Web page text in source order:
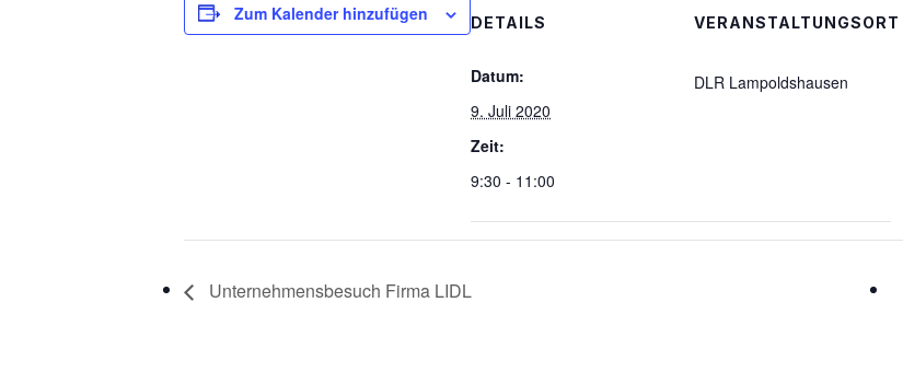
Zum Kalender hinzufügen DETAILS
Datum:
9. Juli 2020
Zeit:
9:30 - 11:00
VERANSTALTUNGSORT
DLR Lampoldshausen
Unternehmensbesuch Firma LIDL